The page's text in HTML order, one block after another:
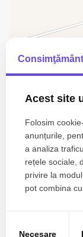
Biroul
Consimţământ
Acest site
Folosim
anunțurile,
a analiza
rețele sociale,
privire la
pot combina
Necesare